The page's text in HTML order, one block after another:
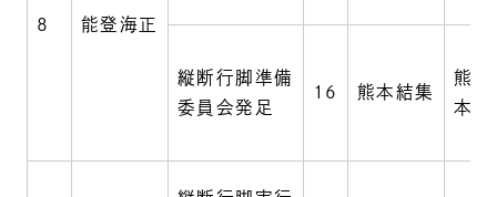
8 能登海正
縦断行脚準備
委員会発足
16 熊本結集
熊本
本妙